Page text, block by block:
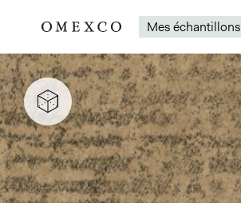
Mes échantillons